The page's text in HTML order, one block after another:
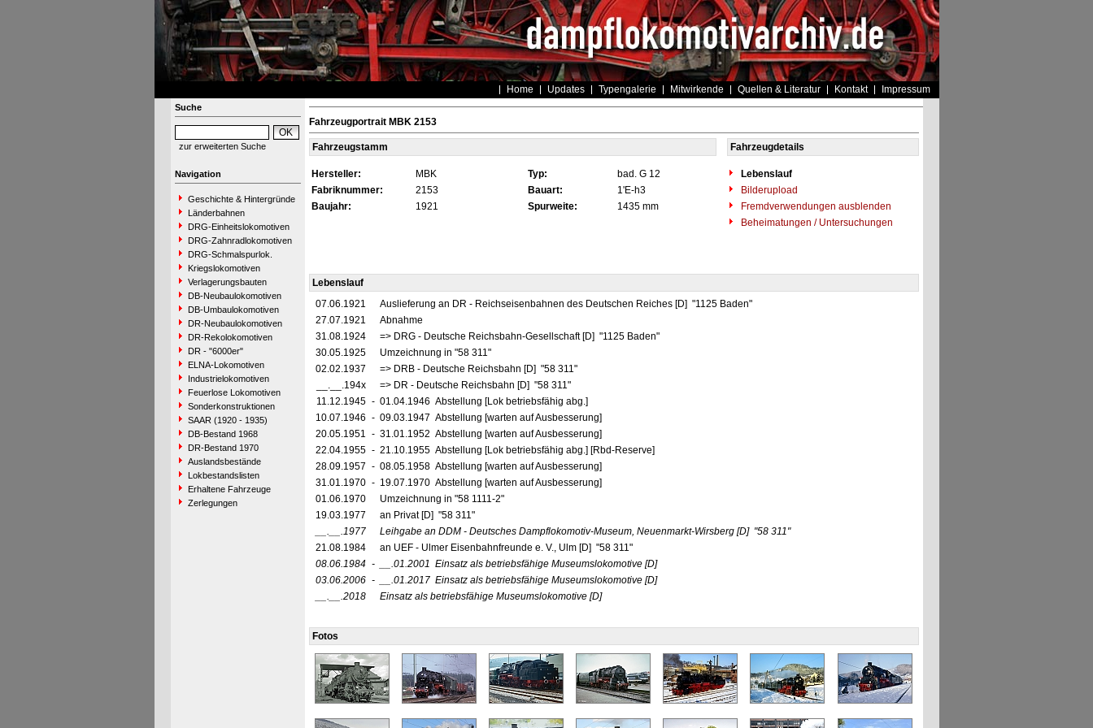
Home Updates Typengalerie Mitwirkende Quellen & Literatur Kontakt Impressum
Suche
zur erweiterten Suche
Navigation
Geschichte & Hintergründe
Länderbahnen
DRG-Einheitslokomotiven
DRG-Zahnradlokomotiven
DRG-Schmalspurlok.
Kriegslokomotiven
Verlagerungsbauten
DB-Neubaulokomotiven
DB-Umbaulokomotiven
DR-Neubaulokomotiven
DR-Rekolokomotiven
DR - "6000er"
ELNA-Lokomotiven
Industrielokomotiven
Feuerlose Lokomotiven
Sonderkonstruktionen
SAAR (1920 - 1935)
DB-Bestand 1968
DR-Bestand 1970
Auslandsbestände
Lokbestandslisten
Erhaltene Fahrzeuge
Zerlegungen
Fahrzeugportrait MBK 2153
Fahrzeugstamm Fahrzeugdetails
Hersteller: MBK Typ: bad. G 12
Lebenslauf
Fabriknummer:
2153 Bauart: 1'E-h3
Bilderupload
Baujahr:
1921 Spurweite: 1435 mm
Fremdverwendungen ausblenden
Beheimatungen / Untersuchungen
Lebenslauf
07.06.1921
Auslieferung an DR - Reichseisenbahnen des Deutschen Reiches [D] "1125 Baden"
27.07.1921
Abnahme
31.08.1924
=> DRG - Deutsche Reichsbahn-Gesellschaft [D] "1125 Baden"
30.05.1925
Umzeichnung in "58 311"
02.02.1937
=> DRB - Deutsche Reichsbahn [D] "58 311"
__.__.194x
=> DR - Deutsche Reichsbahn [D] "58 311"
11.12.1945 - 01.04.1946 Abstellung [Lok betriebsfähig abg.]
10.07.1946 - 09.03.1947 Abstellung [warten auf Ausbesserung]
20.05.1951 - 31.01.1952 Abstellung [warten auf Ausbesserung]
22.04.1955 - 21.10.1955 Abstellung [Lok betriebsfähig abg.] [Rbd-Reserve]
28.09.1957 - 08.05.1958 Abstellung [warten auf Ausbesserung]
31.01.1970 - 19.07.1970 Abstellung [warten auf Ausbesserung]
01.06.1970
Umzeichnung in "58 1111-2"
19.03.1977
an Privat [D] "58 311"
__.__.1977
Leihgabe an DDM - Deutsches Dampflokomotiv-Museum, Neuenmarkt-Wirsberg [D] "58 311"
21.08.1984
an UEF - Ulmer Eisenbahnfreunde e. V., Ulm [D] "58 311"
08.06.1984 - __.01.2001 Einsatz als betriebsfähige Museumslokomotive [D]
03.06.2006 - __.01.2017 Einsatz als betriebsfähige Museumslokomotive [D]
__.__.2018
Einsatz als betriebsfähige Museumslokomotive [D]
Fotos